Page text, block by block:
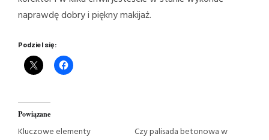
naprawdę dobry i piękny makijaż.
Podziel się:
Powiązane
Kluczowe elementy
Czy palisada betonowa w